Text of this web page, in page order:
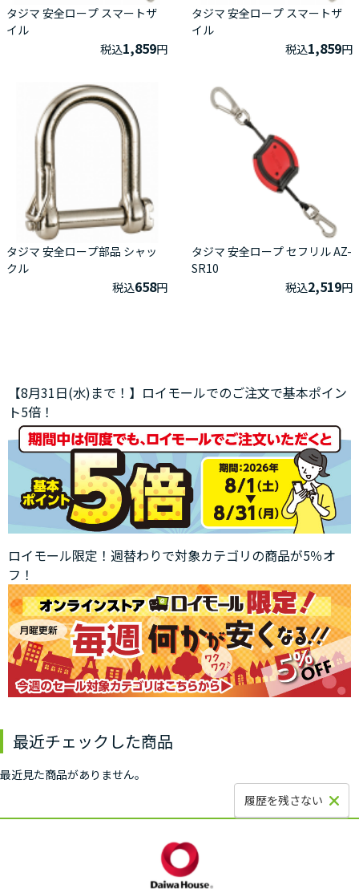
タジマ 安全ロープ スマートザ
イル
税込1,859円
タジマ 安全ロープ スマートザ
イル
税込1,859円
タジマ 安全ロープ部品 シャッ
クル
税込658円
タジマ 安全ロープ セフリル AZ-
SR10
税込2,519円
【8月31日(水)まで！】ロイモールでのご注文で基本ポイン
ト5倍！
ロイモール限定！週替わりで対象カテゴリの商品が5％オ
フ！
最近チェックした商品
最近見た商品がありません。
履歴を残さない